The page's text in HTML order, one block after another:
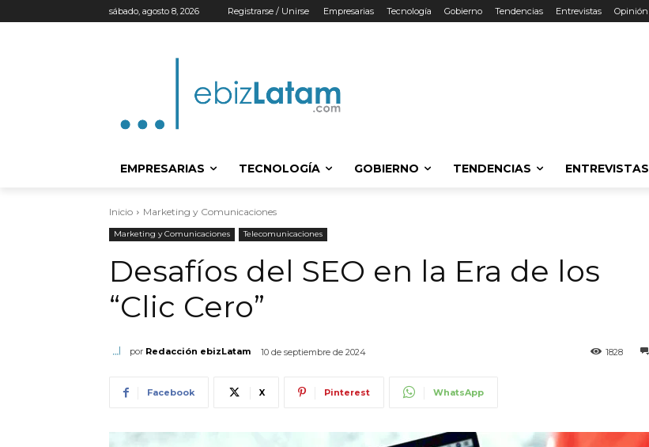
sábado, agosto 8, 2026 Registrarse / Unirse Empresarias Tecnología Gobierno Tendencias Entrevistas Opinión
EMPRESARIAS TECNOLOGÍA GOBIERNO TENDENCIAS ENTREVISTAS
Inicio Marketing y Comunicaciones
Marketing y Comunicaciones Telecomunicaciones
Desafíos del SEO en la Era de los
“Clic Cero”
por Redacción ebizLatam 10 de septiembre de 2024 1828
Facebook X Pinterest WhatsApp